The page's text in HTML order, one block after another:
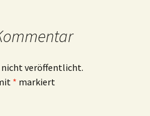
nicht veröffentlicht.
* markiert